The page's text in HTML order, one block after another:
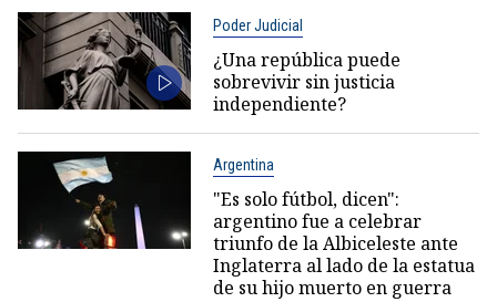
Poder Judicial
¿Una república puede
sobrevivir sin justicia
independiente?
Argentina
"Es solo fútbol, dicen":
argentino fue a celebrar
triunfo de la Albiceleste ante
Inglaterra al lado de la estatua
de su hijo muerto en guerra